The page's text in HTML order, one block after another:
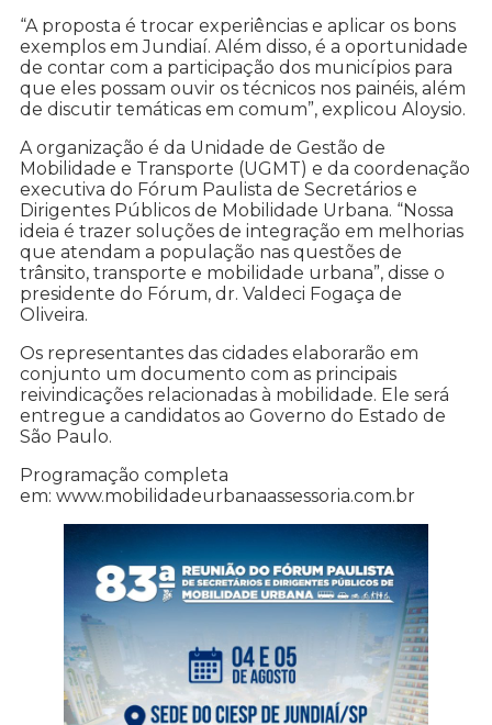
“A proposta é trocar experiências e aplicar os bons
exemplos em Jundiaí. Além disso, é a oportunidade
de contar com a participação dos municípios para
que eles possam ouvir os técnicos nos painéis, além
de discutir temáticas em comum”, explicou Aloysio.
A organização é da Unidade de Gestão de
Mobilidade e Transporte (UGMT) e da coordenação
executiva do Fórum Paulista de Secretários e
Dirigentes Públicos de Mobilidade Urbana. “Nossa
ideia é trazer soluções de integração em melhorias
que atendam a população nas questões de
trânsito, transporte e mobilidade urbana”, disse o
presidente do Fórum, dr. Valdeci Fogaça de
Oliveira.
Os representantes das cidades elaborarão em
conjunto um documento com as principais
reivindicações relacionadas à mobilidade. Ele será
entregue a candidatos ao Governo do Estado de
São Paulo.
Programação completa
em: www.mobilidadeurbanaassessoria.com.br